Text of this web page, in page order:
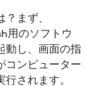
まず、
のソフトウ
動し、画面の指
コンピューター
されます。